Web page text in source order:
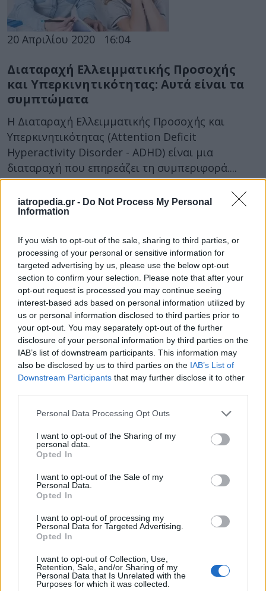
iatropedia.gr - Do Not Process My Personal
Information
If you wish to opt-out of the sale, sharing to third parties, or
processing of your personal or sensitive information for
targeted advertising by us, please use the below opt-out
section to confirm your selection. Please note that after your
opt-out request is processed you may continue seeing
interest-based ads based on personal information utilized by
us or personal information disclosed to third parties prior to
your opt-out. You may separately opt-out of the further
disclosure of your personal information by third parties on the
IAB’s list of downstream participants. This information may
also be disclosed by us to third parties on the IAB’s List of
Downstream Participants that may further disclose it to other
Personal Data Processing Opt Outs
I want to opt-out of the Sharing of my
personal data.
Opted In
I want to opt-out of the Sale of my
Personal Data.
Opted In
I want to opt-out of processing my
Personal Data for Targeted Advertising.
Opted In
I want to opt-out of Collection, Use,
Retention, Sale, and/or Sharing of my
Personal Data that Is Unrelated with the
Purposes for which it was collected.
20 Απριλίου 2020 16:04
Διαταραχή Ελλειμματικής Προσοχής
και Υπερκινητικότητας: Αυτά είναι τα
συμπτώματα
Η Διαταραχή Ελλειμματικής Προσοχής και
Υπερκινητικότητας (Attention Deficit
Hyperactivity Disorder - ADHD) είναι μια
διαταραχή που επηρεάζει τη συμπεριφορά....
05 Απριλίου 2020 13:04
ΔΕΠΥ: Συγκριτικό βίντεο με δύο παιδιά
δείχνει πώς φαίνονται τα συμπτώματα
Υπάρχουν τρία κύρια συμπτώματα που
καθορίζουν την Διαταραχή Ελλειμματικής
Προσοχής και Υπερκινητικότητας: η απροσεξία,
23 Σεπτεμβρίου 2019 07:30
Επικίνδυνη για τα μωρά η αναιμία νωρίς
στην εγκυμοσύνη